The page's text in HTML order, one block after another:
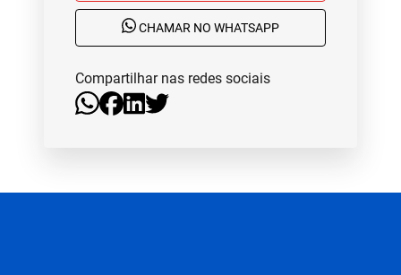
CHAMAR NO WHATSAPP
Compartilhar nas redes sociais